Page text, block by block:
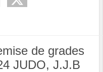
de grades
JUDO, J.J.B